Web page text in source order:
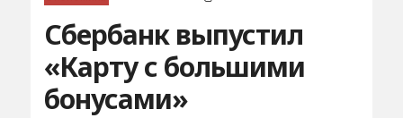
Сбербанк выпустил
«Карту с большими
бонусами»